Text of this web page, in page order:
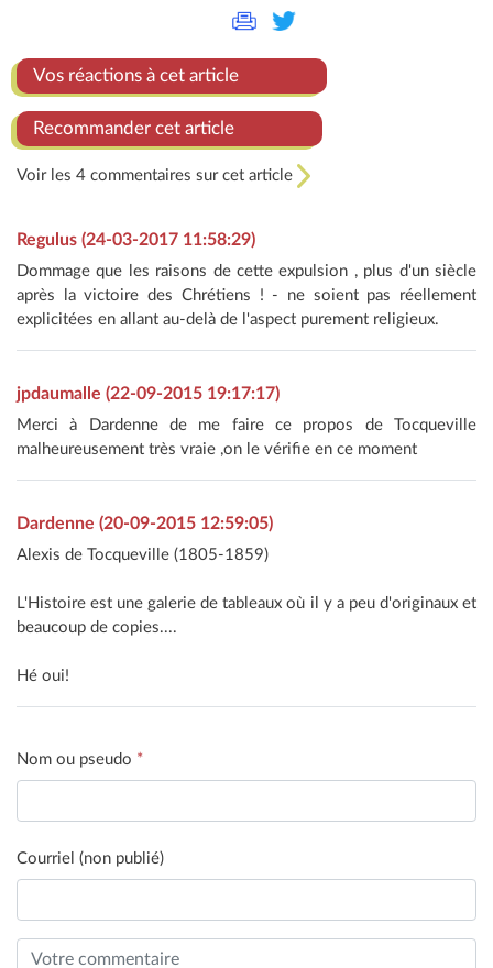
Vos réactions à cet article
Recommander cet article
Voir les 4 commentaires sur cet article
Regulus (24-03-2017 11:58:29)
Dommage que les raisons de cette expulsion , plus d'un siècle
après la victoire des Chrétiens ! - ne soient pas réellement
explicitées en allant au-delà de l'aspect purement religieux.
jpdaumalle (22-09-2015 19:17:17)
Merci à Dardenne de me faire ce propos de Tocqueville
malheureusement très vraie ,on le vérifie en ce moment
Dardenne (20-09-2015 12:59:05)
Alexis de Tocqueville (1805-1859)
L'Histoire est une galerie de tableaux où il y a peu d'originaux et
beaucoup de copies....
Hé oui!
Nom ou pseudo *
Courriel (non publié)